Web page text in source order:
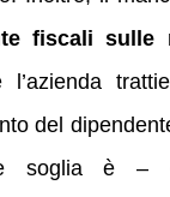
fiscali sulle
l’azienda
del
soglia è –